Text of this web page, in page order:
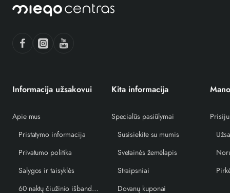
Informacija užsakovui
Apie mus
Pristatymo informacija
Privatumo politika
Salygos ir taisyklės
60 naktų čiužinio išbandymo garantija
Kita informacija
Specialūs pasiūlymai
Susisiekite su mumis
Svetainės žemėlapis
Straipsniai
Dovanų kuponai